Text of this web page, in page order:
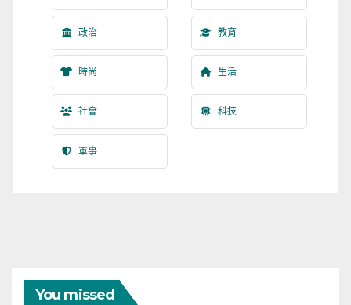
政治 教育
時尚 生活
社會 科技
軍事
You missed